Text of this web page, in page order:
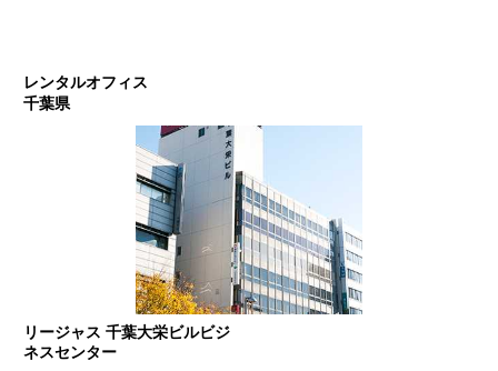
レンタルオフィス
千葉県
リージャス 千葉大栄ビルビジ
ネスセンター